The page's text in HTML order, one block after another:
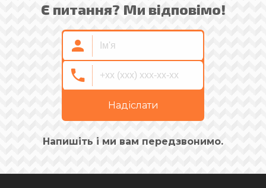
Є питання? Ми відповімо!
Надіслати
Напишіть і ми вам передзвонимо.